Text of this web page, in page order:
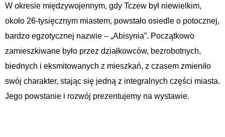
W okresie międzywojennym, gdy Tczew był niewielkim,
około 26-tysięcznym miastem, powstało osiedle o potocznej,
bardzo egzotycznej nazwie – „Abisynia”. Początkowo
zamieszkiwane było przez działkowców, bezrobotnych,
biednych i eksmitowanych z mieszkań, z czasem zmieniło
swój charakter, stając się jedną z integralnych części miasta.
Jego powstanie i rozwój prezentujemy na wystawie.